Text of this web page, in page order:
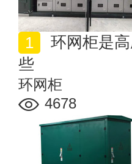
些
环网柜
4678